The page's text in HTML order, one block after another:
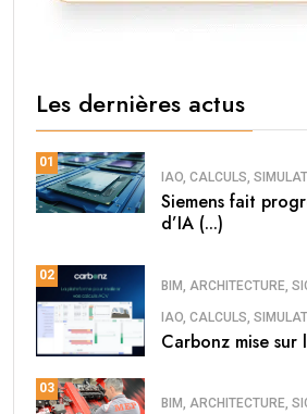
Les dernières actus
01
IAO, CALCULS,
Siemens fait
d’IA (...)
02
BIM, ARCHITECTURE,
IAO, CALCULS,
Carbonz mise
03
BIM, ARCHITECTURE,